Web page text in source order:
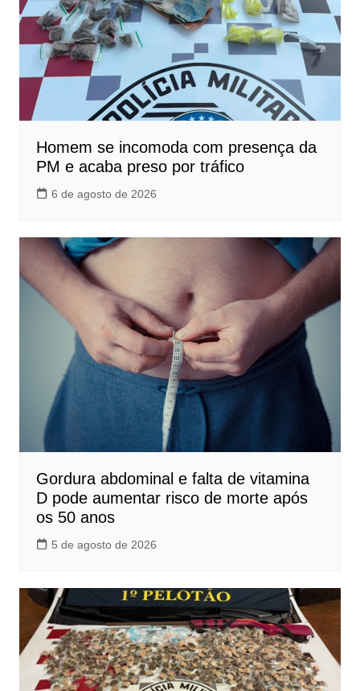
Homem se incomoda com presença da
PM e acaba preso por tráfico
6 de agosto de 2026
Gordura abdominal e falta de vitamina
D pode aumentar risco de morte após
os 50 anos
5 de agosto de 2026